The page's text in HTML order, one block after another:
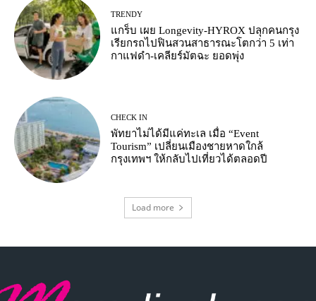
TRENDY
แกร็บ เผย Longevity-HYROX ปลุกคนกรุง
เรียกรถไปฟินสวนสาธารณะโตกว่า 5 เท่า
กาแฟดำ-เคลียร์มัตฉะ ยอดพุ่ง
CHECK IN
พัทยาไม่ได้มีแค่ทะเล เมื่อ “Event
Tourism” เปลี่ยนเมืองชายหาดใกล้
กรุงเทพฯ ให้กลับไปเที่ยวได้ตลอดปี
Load more